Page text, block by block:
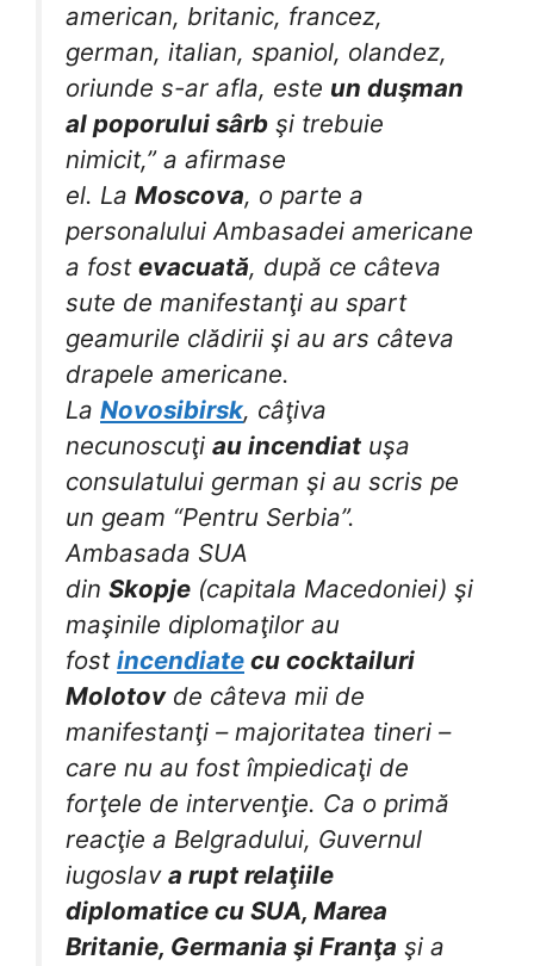
american, britanic, francez,
german, italian, spaniol, olandez,
oriunde s-ar afla, este un duşman
al poporului sârb şi trebuie
nimicit,” a afirmase
el. La Moscova, o parte a
personalului Ambasadei americane
a fost evacuată, după ce câteva
sute de manifestanţi au spart
geamurile clădirii şi au ars câteva
drapele americane.
La Novosibirsk, câţiva
necunoscuţi au incendiat uşa
consulatului german şi au scris pe
un geam “Pentru Serbia”.
Ambasada SUA
din Skopje (capitala Macedoniei) şi
maşinile diplomaţilor au
fost incendiate cu cocktailuri
Molotovde câteva mii de
manifestanţi – majoritatea tineri –
care nu au fost împiedicaţi de
forţele de intervenţie. Ca o primă
reacţie a Belgradului, Guvernul
iugoslav a rupt relaţiile
diplomatice cu SUA, Marea
Britanie, Germania şi Franţa şi a